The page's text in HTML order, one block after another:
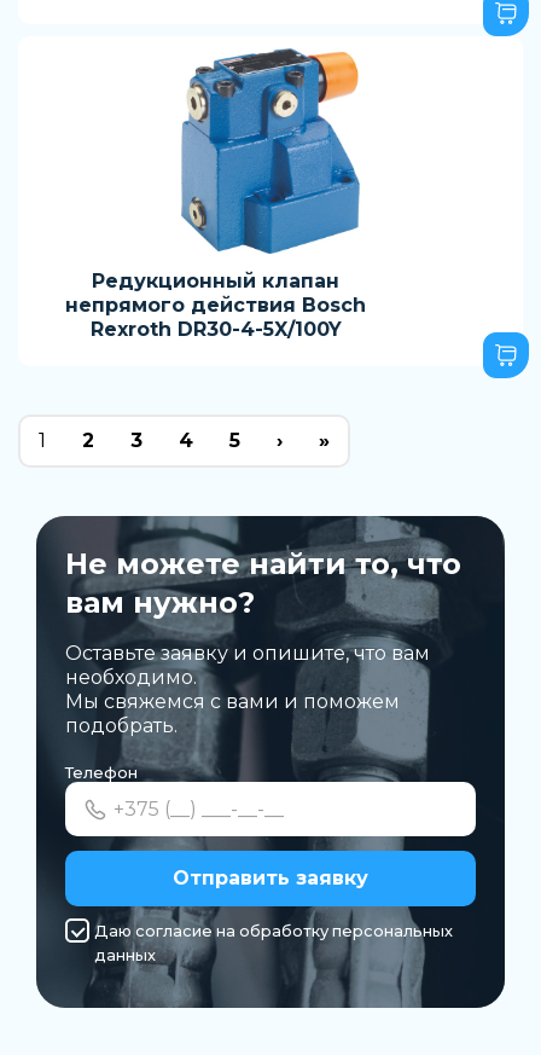
Редукционный клапан
непрямого действия Bosch
Rexroth DR30-4-5X/100Y
1 2 3 4 5 › »
Не можете найти то, что
вам нужно?
Оставьте заявку и опишите, что вам
необходимо.
Мы свяжемся с вами и поможем
подобрать.
Телефон
Отправить заявку
Даю согласие на обработку персональных
данных